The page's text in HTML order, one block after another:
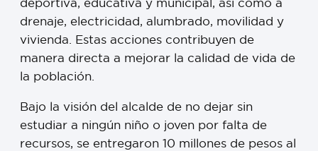
drenaje, electricidad, alumbrado, movilidad y
vivienda. Estas acciones contribuyen de
manera directa a mejorar la calidad de vida de
la población.
Bajo la visión del alcalde de no dejar sin
estudiar a ningún niño o joven por falta de
recursos, se entregaron 10 millones de pesos al